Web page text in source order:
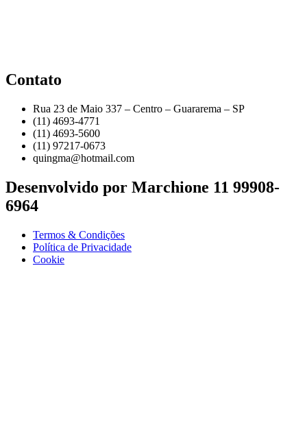
Contato
Rua 23 de Maio 337 – Centro – Guararema – SP
(11) 4693-4771
(11) 4693-5600
(11) 97217-0673
quingma@hotmail.com
Desenvolvido por Marchione 11 99908-
6964
Termos & Condições
Política de Privacidade
Cookie